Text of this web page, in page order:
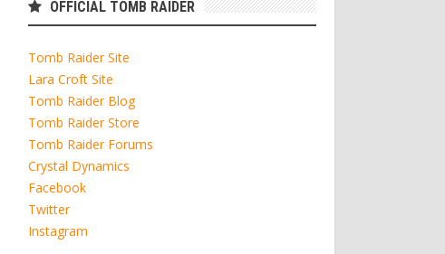
OFFICIAL TOMB RAIDER
Tomb Raider Site
Lara Croft Site
Tomb Raider Blog
Tomb Raider Store
Tomb Raider Forums
Crystal Dynamics
Facebook
Twitter
Instagram